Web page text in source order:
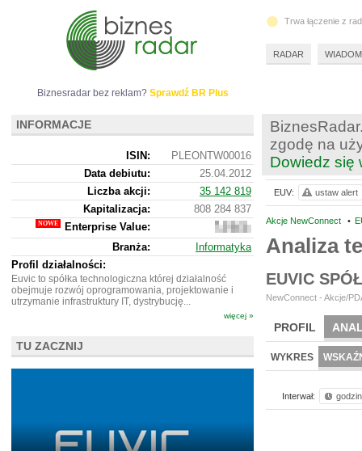
zgodę na
Dowiedz się
Akcje NewConnect •
Analiza
EUVIC
NewConnect - Akcje/
PROFIL
BR LAB
WYKRES
Interwał:
EUV: ustaw alert
Biznesradar bez reklam? Sprawdź BR Plus
INFORMACJE
ISIN:
PLEONTW00016
Data debiutu:
25.04.2012
Liczba akcji:
35 142 819
Kapitalizacja:
808 284 837
Enterprise Value:
764
602
837
Branża:
Informatyka
Profil działalności:
Euvic to spółka technologiczna której działalność
obejmuje rozwój oprogramowania, projektowanie i
utrzymanie infrastruktury IT, dystrybucję...
więcej »
TU ZACZNIJ
Trwa łączenie z
RADAR